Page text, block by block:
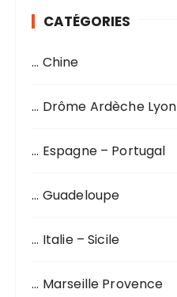
CATÉGORIES
… Chine
… Drôme Ardèche Lyon
… Espagne – Portugal
… Guadeloupe
… Italie – Sicile
… Marseille Provence